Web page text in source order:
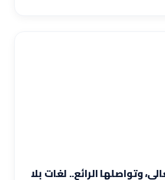
وتواصلها الرائع.. لغات بلا